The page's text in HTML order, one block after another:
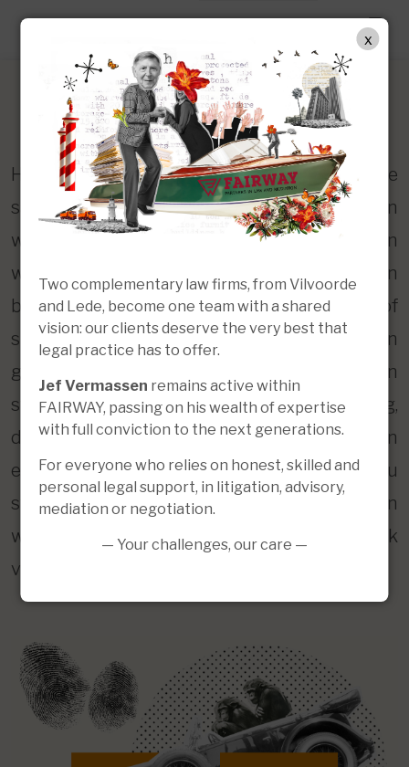
Strafrecht
Het strafrecht raakt aan de kern van onze
samenleving: wat mag wel, wat mag niet, en
welke gevolgen zijn er wanneer die grenzen
worden overschreden? Indien u betrokken
bent bij een strafzaak, zowel als verdachte of
slachtoffer, loont het om een
gespecialiseerde advocaat te raadplegen. Een
strafrechtadvocaat biedt ondersteuning,
duidelijkheid en deskundige begeleiding in
een vaak stressvolle situatie. Hierdoor staat u
sterker tijdens het juridische proces en
worden uw belangen zo goed mogelijk
verdedigd.
Two complementary law firms, from Vilvoorde
and Lede, become one team with a shared
vision: our clients deserve the very best that
legal practice has to offer.
Jef Vermassen remains active within
FAIRWAY, passing on his wealth of expertise
with full conviction to the next generations.
For everyone who relies on honest, skilled and
personal legal support, in litigation, advisory,
mediation or negotiation.
— Your challenges, our care —
x